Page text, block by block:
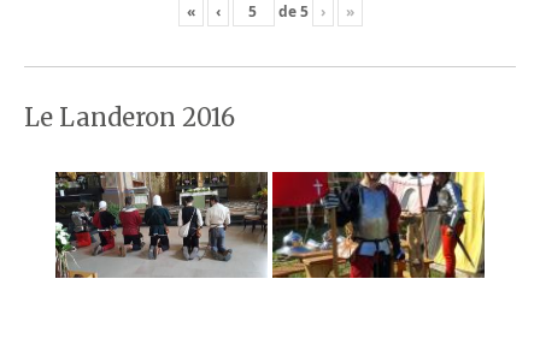
« ‹ de5 › »
Le Landeron 2016